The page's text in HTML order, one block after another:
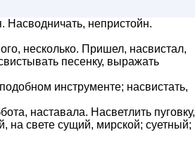
непристойн.
несколько. Пришел, насвистал,
песенку, выражать
инструменте; насвистать,
наставала. Насветлить пуговку,
на свете сущий, мирской; суетный;